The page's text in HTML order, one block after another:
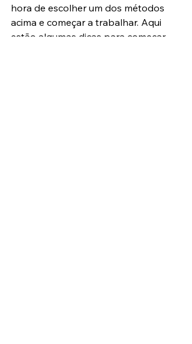
hora de escolher um dos métodos
acima e começar a trabalhar. Aqui
estão algumas dicas para começar.